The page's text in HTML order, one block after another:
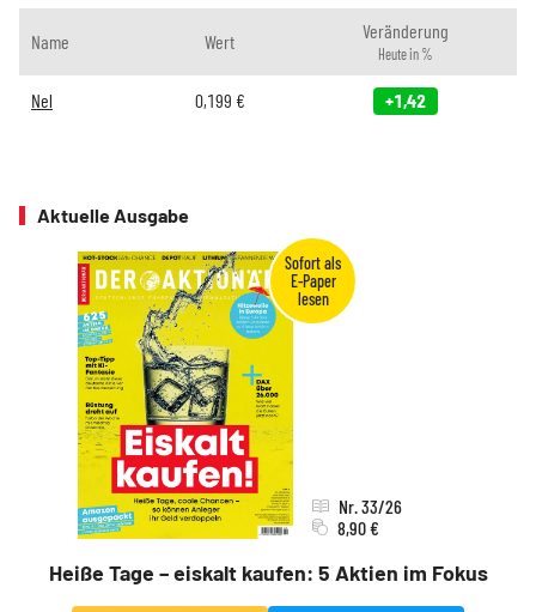
Name Wert Veränderung
Heute in %
Nel 0,199 € +1,42
Aktuelle Ausgabe
Heiße Tage – eiskalt kaufen: 5 Aktien im Fokus
Nr. 33/26
8,90 €